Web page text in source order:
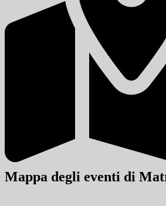
Mappa degli eventi di